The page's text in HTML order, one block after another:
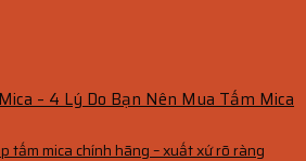
– 4 Lý Do Bạn Nên Mua Tấm Mica
tấm mica chính hãng – xuất xứ rõ ràng